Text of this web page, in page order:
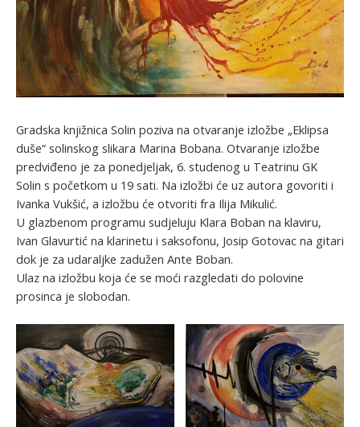
Gradska knjižnica Solin poziva na otvaranje izložbe „Eklipsa
duše“ solinskog slikara Marina Bobana. Otvaranje izložbe
predviđeno je za ponedjeljak, 6. studenog u Teatrinu GK
Solin s početkom u 19 sati. Na izložbi će uz autora govoriti i
Ivanka Vukšić, a izložbu će otvoriti fra Ilija Mikulić.
U glazbenom programu sudjeluju Klara Boban na klaviru,
Ivan Glavurtić na klarinetu i saksofonu, Josip Gotovac na gitari
dok je za udaraljke zadužen Ante Boban.
Ulaz na izložbu koja će se moći razgledati do polovine
prosinca je slobodan.